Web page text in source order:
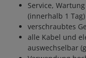
Service,
(innerhalb 1 Tag)
verschraubtes
alle Kabel und
auswechselbar